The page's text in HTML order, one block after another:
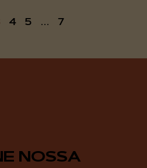
4 5 … 7
NOSSA